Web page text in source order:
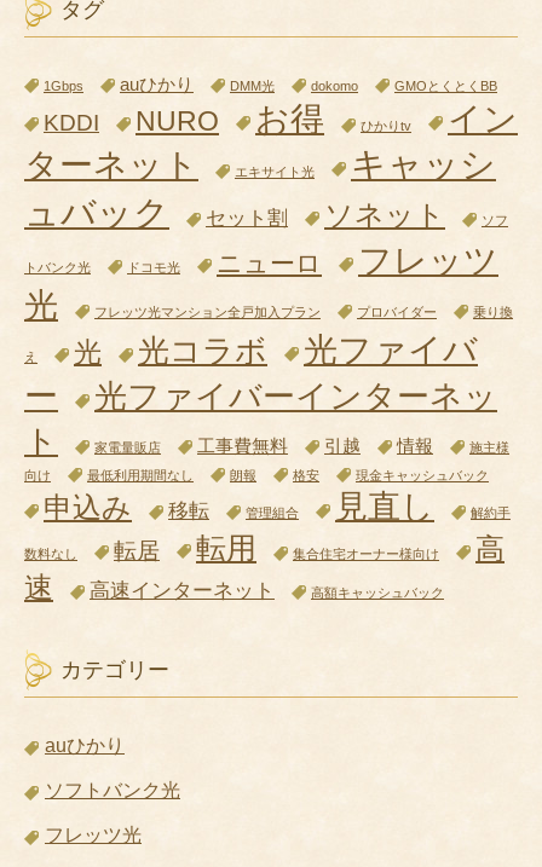
タグ
1Gbps auひかり DMM光 dokomo GMOとくとくBB
KDDI NURO お得 ひかりtv
イン
ターネット
エキサイト光
キャッシ
ュバック
セット割 ソネット ソフ
トバンク光 ドコモ光 ニューロ
フレッツ
光
フレッツ光マンション全戸加入プラン プロバイダー 乗り換
え 光 光コラボ
光ファイバ
ー
光ファイバーインターネッ
ト
家電量販店 工事費無料 引越 情報
施主様
向け
最低利用期間なし 朗報 格安 現金キャッシュバック
申込み 移転 管理組合 見直し 解約手
数料なし 転居 転用 集合住宅オーナー様向け
高
速
高速インターネット 高額キャッシュバック
カテゴリー
auひかり
ソフトバンク光
フレッツ光